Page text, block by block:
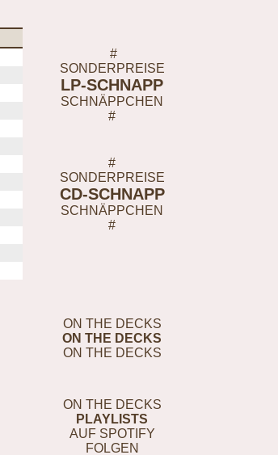
#
SONDERPREISE
LP-SCHNAPP
SCHNÄPPCHEN
#
#
SONDERPREISE
CD-SCHNAPP
SCHNÄPPCHEN
#
ON THE DECKS
ON THE DECKS
ON THE DECKS
ON THE DECKS
PLAYLISTS
AUF SPOTIFY
FOLGEN